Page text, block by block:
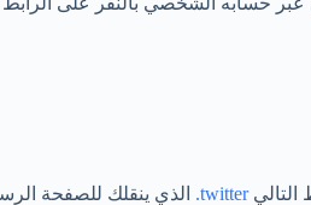
twitter. الذي ينقلك للصفحة